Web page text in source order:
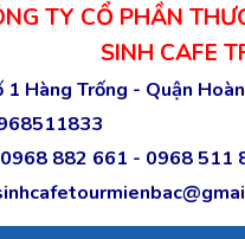
TY CỔ PHẦN
SINH CAFE
1 Hàng Trống - Quận
0968 882 661 - 0968 511